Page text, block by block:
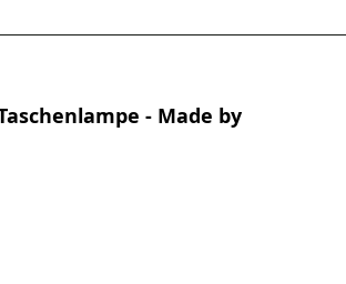
- Made by